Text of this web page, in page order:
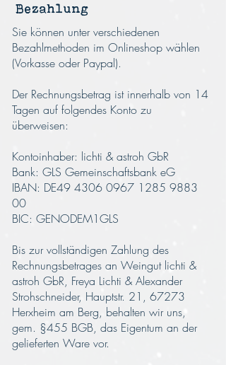
Bezahlung
Sie können unter verschiedenen
Bezahlmethoden im Onlineshop wählen
(Vorkasse oder Paypal).
Der Rechnungsbetrag ist innerhalb von 14
Tagen auf folgendes Konto zu
überweisen:
Kontoinhaber: lichti & astroh GbR
Bank: GLS Gemeinschaftsbank eG
IBAN: DE49 4306 0967 1285 9883
00
BIC: GENODEM1GLS
Bis zur vollständigen Zahlung des
Rechnungsbetrages an Weingut lichti &
astroh GbR, Freya Lichti & Alexander
Strohschneider, Hauptstr. 21, 67273
Herxheim am Berg, behalten wir uns,
gem. §455 BGB, das Eigentum an der
gelieferten Ware vor.